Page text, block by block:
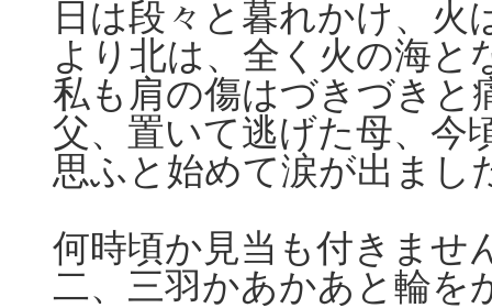
日は段々と暮れかけ、火
より北は、全く火の海
私も肩の傷はづきづきと
父、置いて逃げた母、今
思ふと始めて涙が出まし
何時頃か見当も付きませ
二、三羽かあかあと輪を